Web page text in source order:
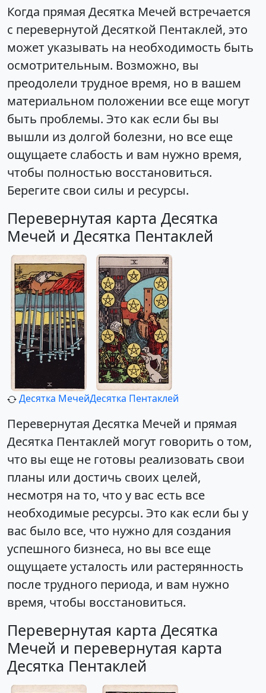
Когда прямая Десятка Мечей встречается
с перевернутой Десяткой Пентаклей, это
может указывать на необходимость быть
осмотрительным. Возможно, вы
преодолели трудное время, но в вашем
материальном положении все еще могут
быть проблемы. Это как если бы вы
вышли из долгой болезни, но все еще
ощущаете слабость и вам нужно время,
чтобы полностью восстановиться.
Берегите свои силы и ресурсы.
Перевернутая карта Десятка
Мечей и Десятка Пентаклей
Десятка МечейДесятка Пентаклей
Перевернутая Десятка Мечей и прямая
Десятка Пентаклей могут говорить о том,
что вы еще не готовы реализовать свои
планы или достичь своих целей,
несмотря на то, что у вас есть все
необходимые ресурсы. Это как если бы у
вас было все, что нужно для создания
успешного бизнеса, но вы все еще
ощущаете усталость или растерянность
после трудного периода, и вам нужно
время, чтобы восстановиться.
Перевернутая карта Десятка
Мечей и перевернутая карта
Десятка Пентаклей